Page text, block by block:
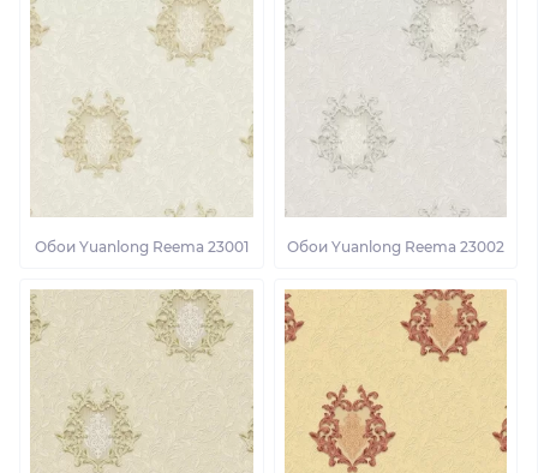
Обои Yuanlong Reema 23001 Обои Yuanlong Reema 23002